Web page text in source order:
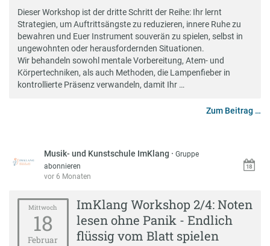
Dieser Workshop ist der dritte Schritt der Reihe: Ihr lernt
Strategien, um Auftrittsängste zu reduzieren, innere Ruhe zu
bewahren und Euer Instrument souverän zu spielen, selbst in
ungewohnten oder herausfordernden Situationen.
Wir behandeln sowohl mentale Vorbereitung, Atem- und
Körpertechniken, als auch Methoden, die Lampenfieber in
kontrollierte Präsenz verwandeln, damit Ihr …
Zum Beitrag …
Musik- und Kunstschule ImKlang ·Gruppe
abonnieren
vor 6 Monaten
Mittwoch
18
Februar
ImKlang Workshop 2/4: Noten
lesen ohne Panik - Endlich
flüssig vom Blatt spielen